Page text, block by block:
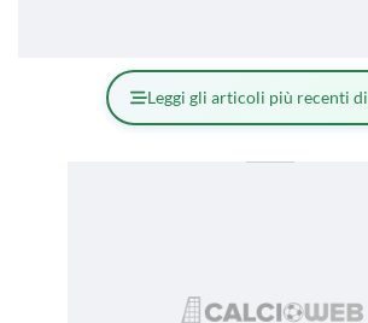
Leggi gli articoli più recenti di